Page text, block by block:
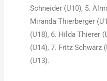
Schneider (U10), 5.
Miranda Thierberger
(U18), 6. Hilda Thierer
(U14), 7. Fritz Schwarz
(U13).